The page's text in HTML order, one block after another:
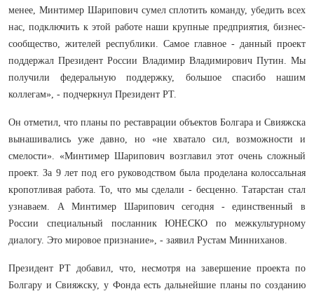
менее, Минтимер Шарипович сумел сплотить команду, убедить всех
нас, подключить к этой работе наши крупные предприятия, бизнес-
сообщество, жителей республики. Самое главное - данный проект
поддержал Президент России Владимир Владимирович Путин. Мы
получили федеральную поддержку, большое спасибо нашим
коллегам», - подчеркнул Президент РТ.
Он отметил, что планы по реставрации объектов Болгара и Свияжска
вынашивались уже давно, но «не хватало сил, возможности и
смелости». «Минтимер Шарипович возглавил этот очень сложный
проект. За 9 лет под его руководством была проделана колоссальная
кропотливая работа. То, что мы сделали - бесценно. Татарстан стал
узнаваем. А Минтимер Шарипович сегодня - единственный в
России специальный посланник ЮНЕСКО по межкультурному
диалогу. Это мировое признание», - заявил Рустам Минниханов.
Президент РТ добавил, что, несмотря на завершение проекта по
Болгару и Свияжску, у Фонда есть дальнейшие планы по созданию